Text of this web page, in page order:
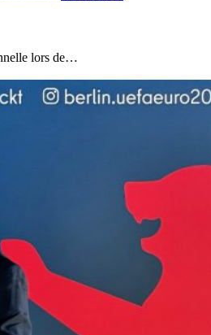
lors de…